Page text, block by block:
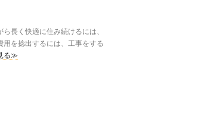
長く快適に住み続けるには、
を捻出するには、工事をする
る≫